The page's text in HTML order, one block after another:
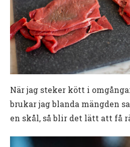
När jag steker kött i
brukar jag blanda mängden
en skål, så blir det lätt att få